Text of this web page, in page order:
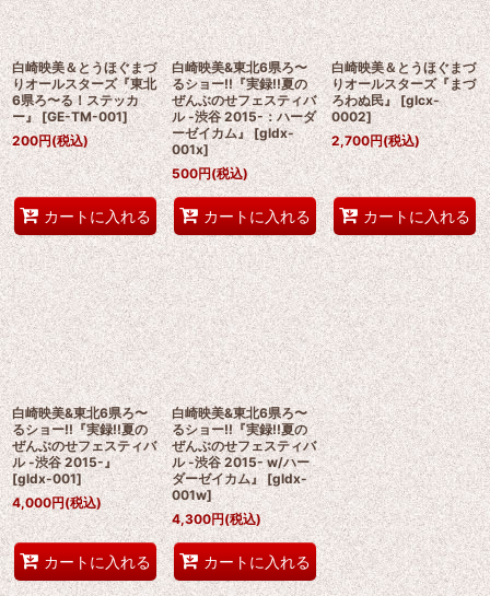
絞り込む
白崎映美＆とうほぐまづ
りオールスターズ『東北
6県ろ〜る！ステッカ
ー』 [GE-TM-001]
200円(税込)
カートに入れる
白崎映美&東北6県ろ〜
るショー!!『実録!!夏の
ぜんぶのせフェスティバ
ル -渋谷 2015-：ハーダ
ーゼイカム』 [gldx-
001x]
500円(税込)
カートに入れる
白崎映美＆とうほぐまづ
りオールスターズ『まづ
ろわぬ民』 [glcx-
0002]
2,700円(税込)
カートに入れる
白崎映美&東北6県ろ〜
るショー!!『実録!!夏の
ぜんぶのせフェスティバ
ル -渋谷 2015-』
[gldx-001]
4,000円(税込)
カートに入れる
白崎映美&東北6県ろ〜
るショー!!『実録!!夏の
ぜんぶのせフェスティバ
ル -渋谷 2015- w/ハー
ダーゼイカム』 [gldx-
001w]
4,300円(税込)
カートに入れる